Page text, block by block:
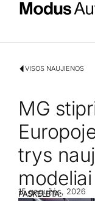
VISOS NAUJIENOS
MG
trys
modeliai
PASKELBTA:
15 gegužės, 2026